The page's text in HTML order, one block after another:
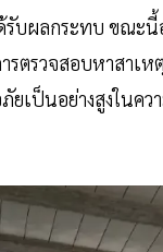
บผลกระทบ ขณะนี้
รวจสอบหาสาเห
ยเป็นอย่างสูงในค